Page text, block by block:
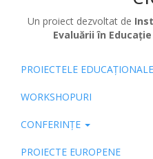
Un proiect dezvoltat de
Evaluării în Educație
Pub
PROIECTELE
WORKSHOPURI
CONFERINȚE
PROIECTE EUROPENE